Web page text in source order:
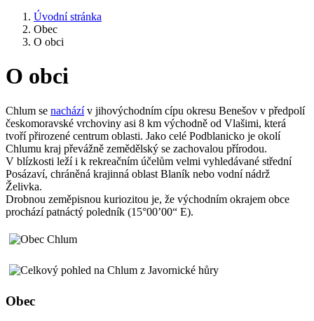
Úvodní stránka
Obec
O obci
O obci
Chlum se nacházív jihovýchodním cípu okresu Benešov v předpolí
českomoravské vrchoviny asi 8 km východně od Vlašimi, která
tvoří přirozené centrum oblasti. Jako celé Podblanicko je okolí
Chlumu kraj převážně zemědělský se zachovalou přírodou.
V blízkosti leží i k rekreačním účelům velmi vyhledávané střední
Posázaví, chráněná krajinná oblast Blaník nebo vodní nádrž
Želivka.
Drobnou zeměpisnou kuriozitou je, že východním okrajem obce
prochází patnáctý poledník (15°00’00“ E).
Obec